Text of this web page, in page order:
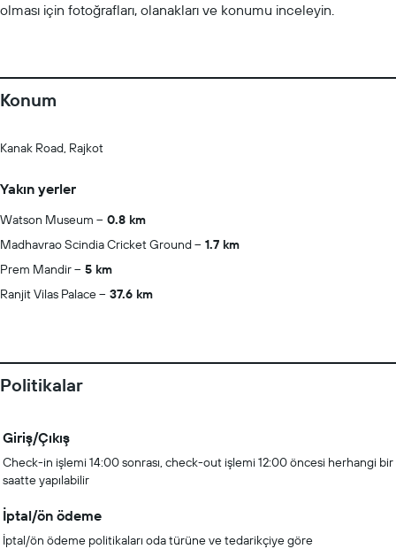
olması için fotoğrafları, olanakları ve konumu inceleyin.
Konum
Kanak Road, Rajkot
Yakın yerler
Watson Museum
0.8 km
Madhavrao Scindia Cricket Ground
1.7 km
Prem Mandir
5 km
Ranjit Vilas Palace
37.6 km
Politikalar
Giriş/Çıkış
Check-in işlemi 14:00 sonrası, check-out işlemi 12:00 öncesi herhangi bir
saatte yapılabilir
İptal/ön ödeme
İptal/ön ödeme politikaları oda türüne ve tedarikçiye göre